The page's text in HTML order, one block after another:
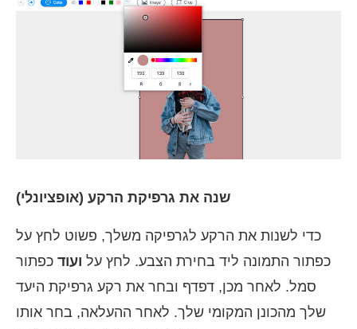
שנה את גרפיקת הרקע (אופציונלי)
כדי לשנות את הרקע לגרפיקה משלך, פשוט לחץ על
כפתור התמונה ליד בחירת הצבע. לחץ על ועוד כפתור
סמל. לאחר מכן, דפדף ובחר את רקע גרפיקת היעד
שלך מהכונן המקומי שלך. לאחר ההעלאה, בחר אותו